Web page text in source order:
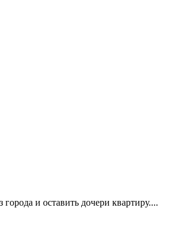
и оставить дочери квартиру....